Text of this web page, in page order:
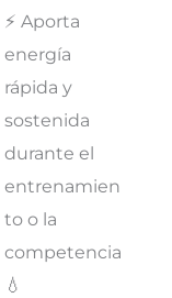
⚡ Aporta
energía
rápida y
sostenida
durante el
entrenamien
to o la
competencia
💧